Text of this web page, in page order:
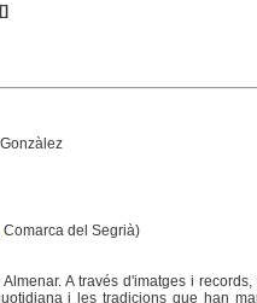
Comarca del Segrià)
A través d'imatges i
i les tradicions que han